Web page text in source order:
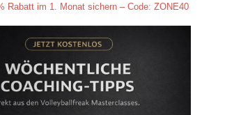
Rabatt im 1. Monat sichern – Code: ZONE40